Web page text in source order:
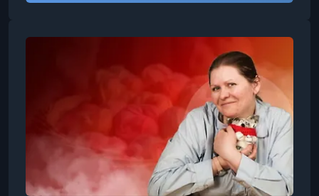
постепенно и уверенно осваивали новые
навыки, даже если у вас нет опыта.
Разрабатывать идею и образ будущей куклы.
Подбирать ма